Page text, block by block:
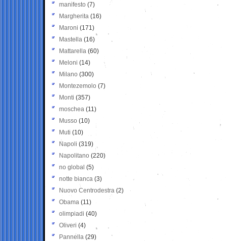
manifesto (7)
Margherita (16)
Maroni (171)
Mastella (16)
Mattarella (60)
Meloni (14)
Milano (300)
Montezemolo (7)
Monti (357)
moschea (11)
Musso (10)
Muti (10)
Napoli (319)
Napolitano (220)
no global (5)
notte bianca (3)
Nuovo Centrodestra (2)
Obama (11)
olimpiadi (40)
Oliveri (4)
Pannella (29)